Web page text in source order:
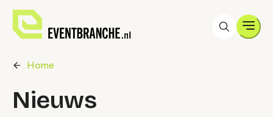
Home
Nieuws